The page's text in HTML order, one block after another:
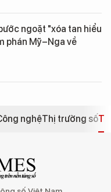
ngoặt "xóa tan hiểu
phán Mỹ–Nga về
nghệThị trường số